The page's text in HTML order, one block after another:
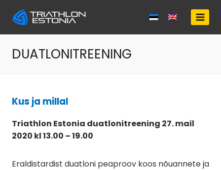
DUATLONITREENING
Kus ja millal
Triathlon Estonia duatlonitreening 27. mail
2020 kl 13.00 – 19.00
Eraldistardist duatloni peaproov koos nõuannete ja